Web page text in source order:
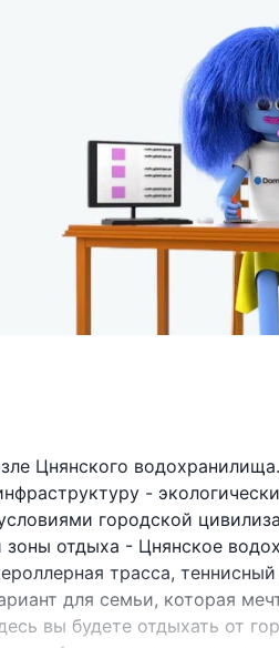
Цнянского
-
городской
отдыха - Цнянское
трасса,
для семьи, которая
вы будете отдыхать от